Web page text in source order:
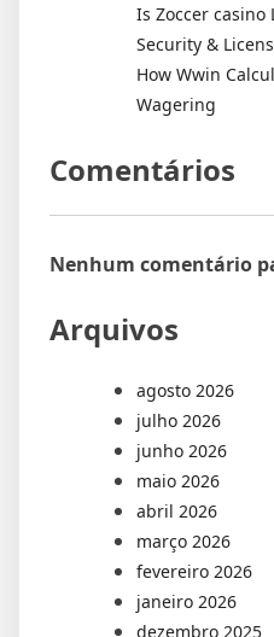
Is Zoccer casino
Security &
How Wwin
Wagering
Comentários
Nenhum comentário
Arquivos
agosto 2026
julho 2026
junho 2026
maio 2026
abril 2026
março 2026
fevereiro 2026
janeiro 2026
dezembro 2025